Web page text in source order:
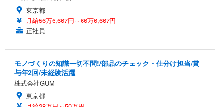
東京都
月給56万6,667円～66万6,667円
正社員
モノづくりの知識一切不問!/部品のチェック・仕分け担当/賞
与年2回/未経験活躍
株式会社GUM
東京都